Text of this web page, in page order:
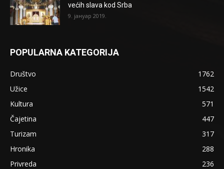
većih slava kod Srba
9. јануар 2019.
POPULARNA KATEGORIJA
Društvo
1762
Užice
1542
Kultura
571
Čajetina
447
Turizam
317
Hronika
288
Privreda
236